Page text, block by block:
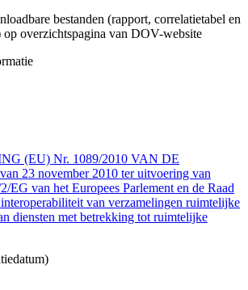
bestanden (rapport, correlatietabel en
op overzichtspagina van DOV-website
(EU) Nr. 1089/2010 VAN DE
23 november 2010 ter uitvoering van
EG van het Europees Parlement en de Raad
van verzamelingen ruimtelijke
diensten met betrekking tot ruimtelijke